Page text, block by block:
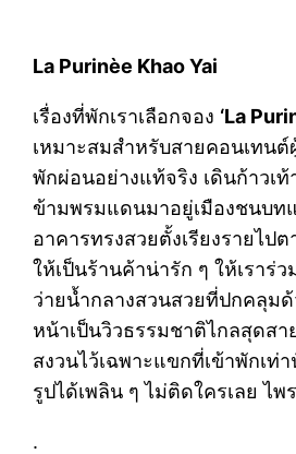
La Purinèe Khao Yai
เรื่องที่พักเราเลือกจอง ‘La
เหมาะสมสำหรับสายคอนเทนต์
พักผ่อนอย่างแท้จริง เดินก้าวเ
ข้ามพรมแดนมาอยู่เมืองชนบท
อาคารทรงสวยตั้งเรียงรายไป
ให้เป็นร้านค้าน่ารัก ๆ ให้เราร่
ว่ายน้ำกลางสวนสวยที่ปกคลุม
หน้าเป็นวิวธรรมชาติไกลสุดส
สงวนไว้เฉพาะแขกที่เข้าพักเท่า
รูปได้เพลิน ๆ ไม่ติดใครเลย ไพ
.